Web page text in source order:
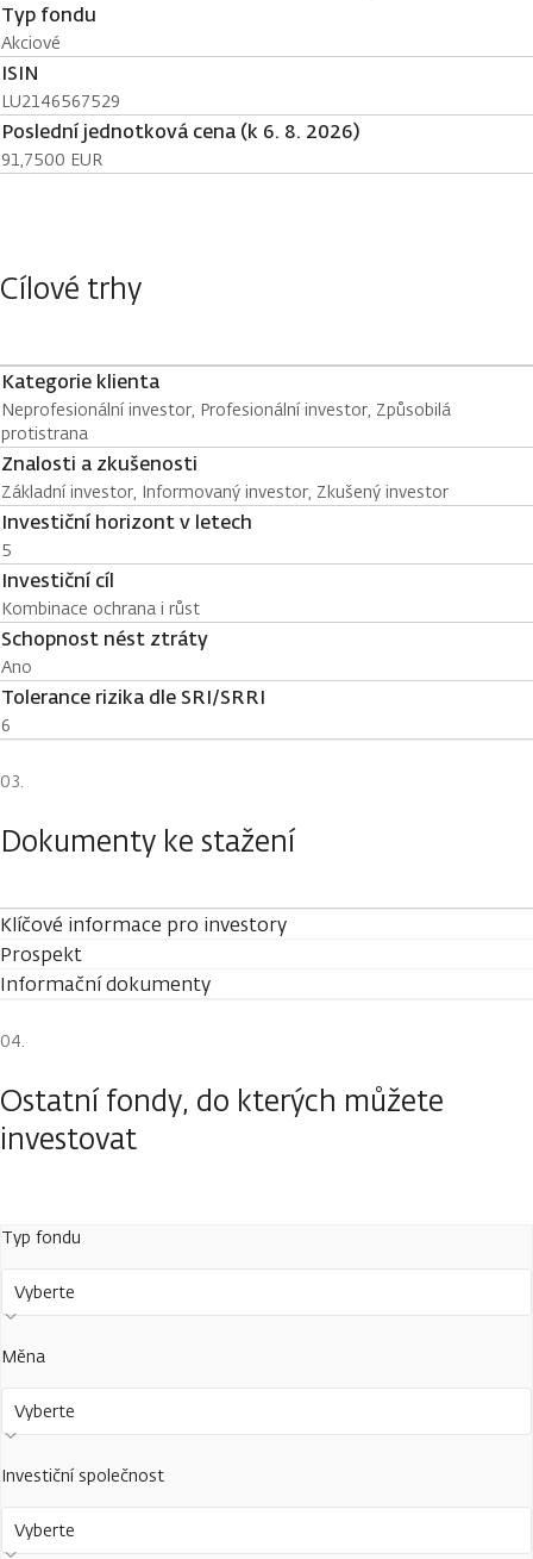
Typ fondu
Akciové
ISIN
LU2146567529
Poslední jednotková cena (k 6. 8. 2026)
91,7500 EUR
Cílové trhy
Kategorie klienta
Neprofesionální investor, Profesionální investor, Způsobilá
protistrana
Znalosti a zkušenosti
Základní investor, Informovaný investor, Zkušený investor
Investiční horizont v letech
5
Investiční cíl
Kombinace ochrana i růst
Schopnost nést ztráty
Ano
Tolerance rizika dle SRI/SRRI
6
Dokumenty ke stažení
Klíčové informace pro investory
Prospekt
Informační dokumenty
Ostatní fondy, do kterých můžete
investovat
Typ fondu
Vyberte
Měna
Vyberte
Investiční společnost
Vyberte